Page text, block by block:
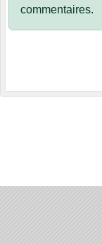
commentaires.